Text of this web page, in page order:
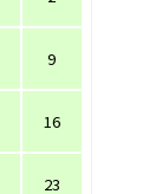
9
16
23